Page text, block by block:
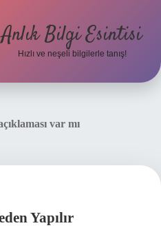
Anlık Bilgi Esintisi
Hızlı ve neşeli bilgilerle tanış!
var mı
Yapılır